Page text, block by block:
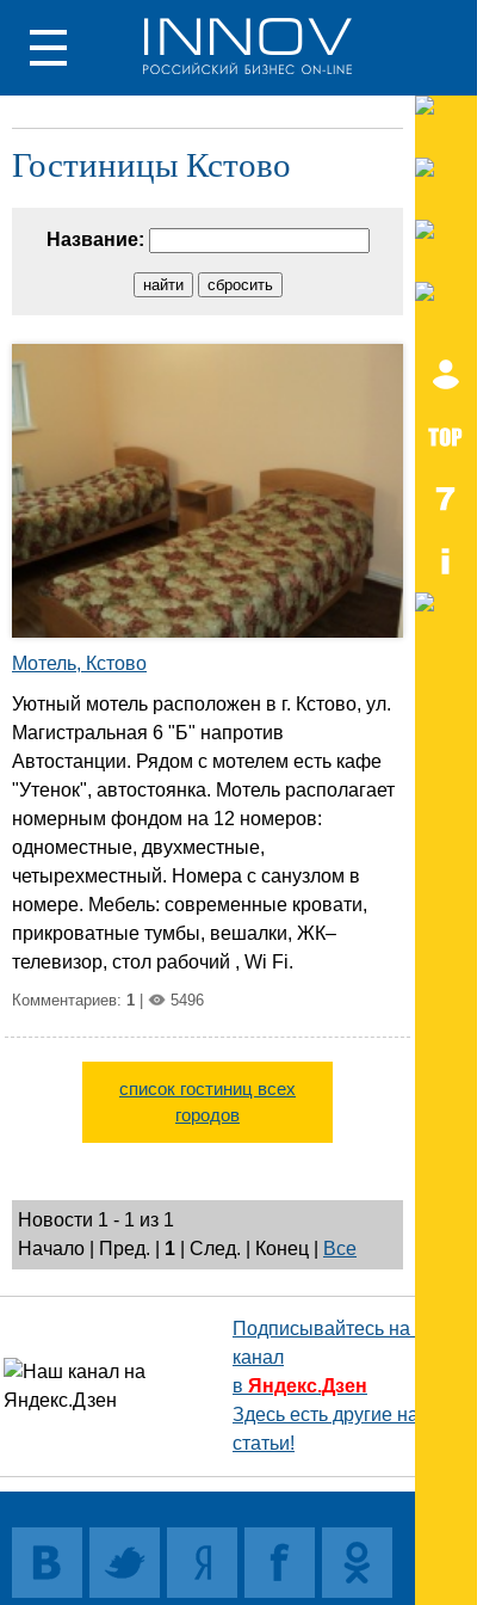
Гостиницы Кстово
Название:
Мотель, Кстово
Уютный мотель расположен в г. Кстово, ул.
Магистральная 6 "Б" напротив
Автостанции. Рядом с мотелем есть кафе
"Утенок", автостоянка. Мотель располагает
номерным фондом на 12 номеров:
одноместные, двухместные,
четырехместный. Номера с санузлом в
номере. Мебель: современные кровати,
прикроватные тумбы, вешалки, ЖК–
телевизор, стол рабочий , Wi Fi.
Комментариев: 1 5496
список гостиниц всех
городов
Новости 1 - 1 из 1
Начало | Пред. | 1 | След. | Конец Все
Подписывайтесь на наш
канал
в Яндекс.Дзен
Здесь есть другие наши
статьи!